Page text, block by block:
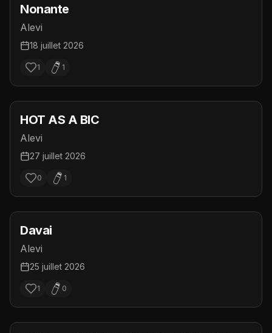
Nonante
Alevi
18 juillet 2026
1 1
HOT AS A BIC
Alevi
27 juillet 2026
0 1
Davai
Alevi
25 juillet 2026
1 0